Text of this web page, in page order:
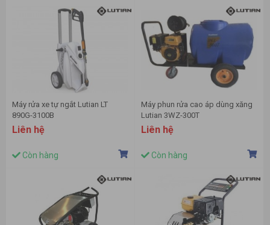
Máy rửa xe tự ngắt Lutian LT
890G-3100B
Liên hệ
Còn hàng
Máy phun rửa cao áp dùng xăng
Lutian 3WZ-300T
Liên hệ
Còn hàng